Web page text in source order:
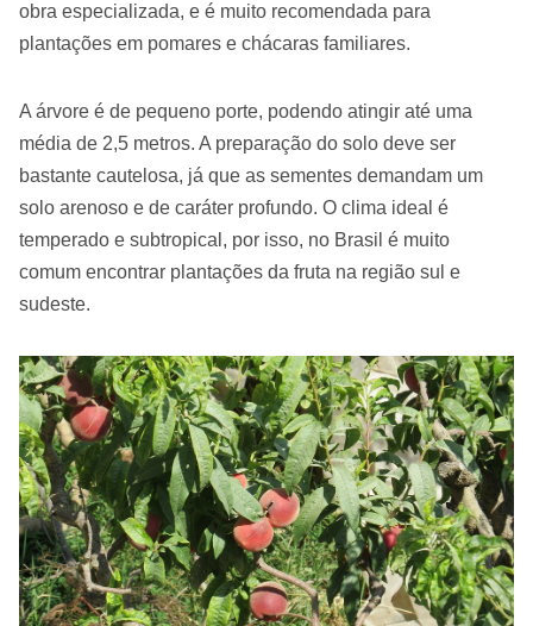
obra especializada, e é muito recomendada para
plantações em pomares e chácaras familiares.
A árvore é de pequeno porte, podendo atingir até uma
média de 2,5 metros. A preparação do solo deve ser
bastante cautelosa, já que as sementes demandam um
solo arenoso e de caráter profundo. O clima ideal é
temperado e subtropical, por isso, no Brasil é muito
comum encontrar plantações da fruta na região sul e
sudeste.